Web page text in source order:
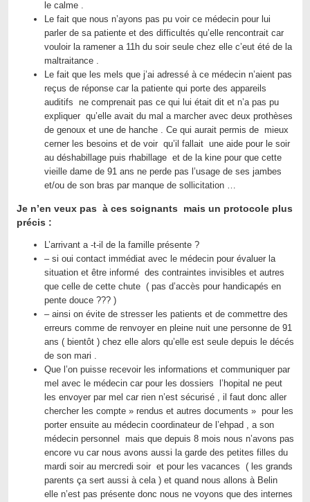
le calme .
Le fait que nous n’ayons pas pu voir ce médecin pour lui
parler de sa patiente et des difficultés qu’elle rencontrait car
vouloir la ramener a 11h du soir seule chez elle c’eut été de la
maltraitance .
Le fait que les mels que j’ai adressé à ce médecin n’aient pas
reçus de réponse car la patiente qui porte des appareils
auditifs ne comprenait pas ce qui lui était dit et n’a pas pu
expliquer qu’elle avait du mal a marcher avec deux prothèses
de genoux et une de hanche . Ce qui aurait permis de mieux
cerner les besoins et de voir qu’il fallait une aide pour le soir
au déshabillage puis rhabillage et de la kine pour que cette
vieille dame de 91 ans ne perde pas l’usage de ses jambes
et/ou de son bras par manque de sollicitation …
Je n’en veux pas à ces soignants mais un protocole plus
précis :
L’arrivant a -t-il de la famille présente ?
– si oui contact immédiat avec le médecin pour évaluer la
situation et être informé des contraintes invisibles et autres
que celle de cette chute ( pas d’accès pour handicapés en
pente douce ??? )
– ainsi on évite de stresser les patients et de commettre des
erreurs comme de renvoyer en pleine nuit une personne de 91
ans ( bientôt ) chez elle alors qu’elle est seule depuis le décés
de son mari .
Que l’on puisse recevoir les informations et communiquer par
mel avec le médecin car pour les dossiers l’hopital ne peut
les envoyer par mel car rien n’est sécurisé , il faut donc aller
chercher les compte » rendus et autres documents » pour les
porter ensuite au médecin coordinateur de l’ehpad , a son
médecin personnel mais que depuis 8 mois nous n’avons pas
encore vu car nous avons aussi la garde des petites filles du
mardi soir au mercredi soir et pour les vacances ( les grands
parents ça sert aussi à cela ) et quand nous allons à Belin
elle n’est pas présente donc nous ne voyons que des internes